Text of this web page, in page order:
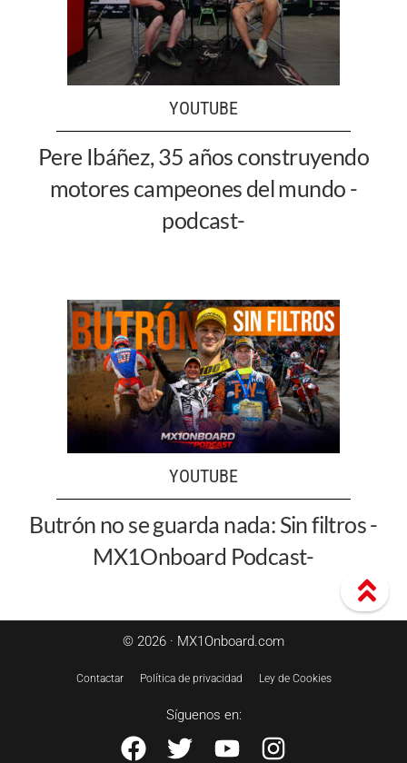
YOUTUBE
Pere Ibáñez, 35 años construyendo
motores campeones del mundo -
podcast-
YOUTUBE
Butrón no se guarda nada: Sin filtros -
MX1Onboard Podcast-
© 2026 · MX1Onboard.com
Contactar Política de privacidad Ley de Cookies
Síguenos en: